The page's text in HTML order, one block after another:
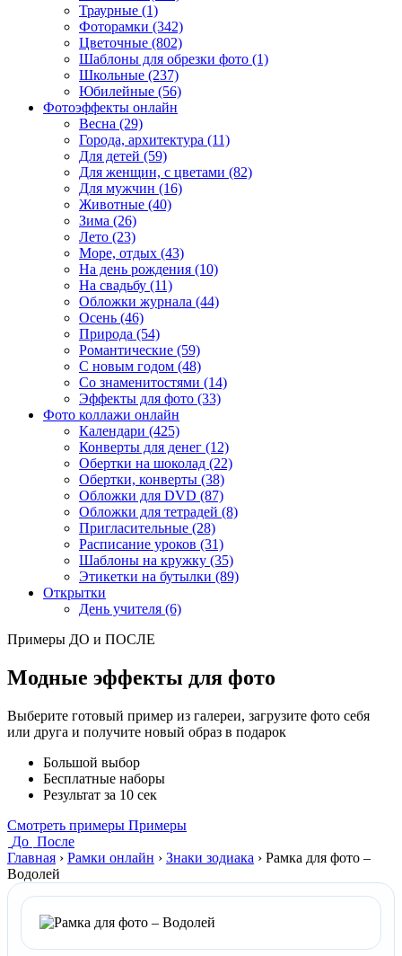
Траурные (1)
Фоторамки (342)
Цветочные (802)
Шаблоны для обрезки фото (1)
Школьные (237)
Юбилейные (56)
Фотоэффекты онлайн
Весна (29)
Города, архитектура (11)
Для детей (59)
Для женщин, с цветами (82)
Для мужчин (16)
Животные (40)
Зима (26)
Лето (23)
Море, отдых (43)
На день рождения (10)
На свадьбу (11)
Обложки журнала (44)
Осень (46)
Природа (54)
Романтические (59)
С новым годом (48)
Со знаменитостями (14)
Эффекты для фото (33)
Фото коллажи онлайн
Календари (425)
Конверты для денег (12)
Обертки на шоколад (22)
Обертки, конверты (38)
Обложки для DVD (87)
Обложки для тетрадей (8)
Пригласительные (28)
Расписание уроков (31)
Шаблоны на кружку (35)
Этикетки на бутылки (89)
Открытки
День учителя (6)
Примеры ДО и ПОСЛЕ
Модные эффекты для фото
Выберите готовый пример из галереи, загрузите фото себя
или друга и получите новый образ в подарок
Большой выбор
Бесплатные наборы
Результат за 10 сек
Смотреть примеры Примеры
До После
Главная › Рамки онлайн › Знаки зодиака › Рамка для фото –
Водолей